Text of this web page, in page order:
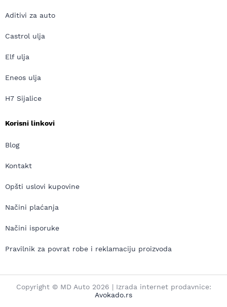
Aditivi za auto
Castrol ulja
Elf ulja
Eneos ulja
H7 Sijalice
Korisni linkovi
Blog
Kontakt
Opšti uslovi kupovine
Načini plaćanja
Načini isporuke
Pravilnik za povrat robe i reklamaciju proizvoda
Copyright © MD Auto 2026 | Izrada internet prodavnice:
Avokado.rs